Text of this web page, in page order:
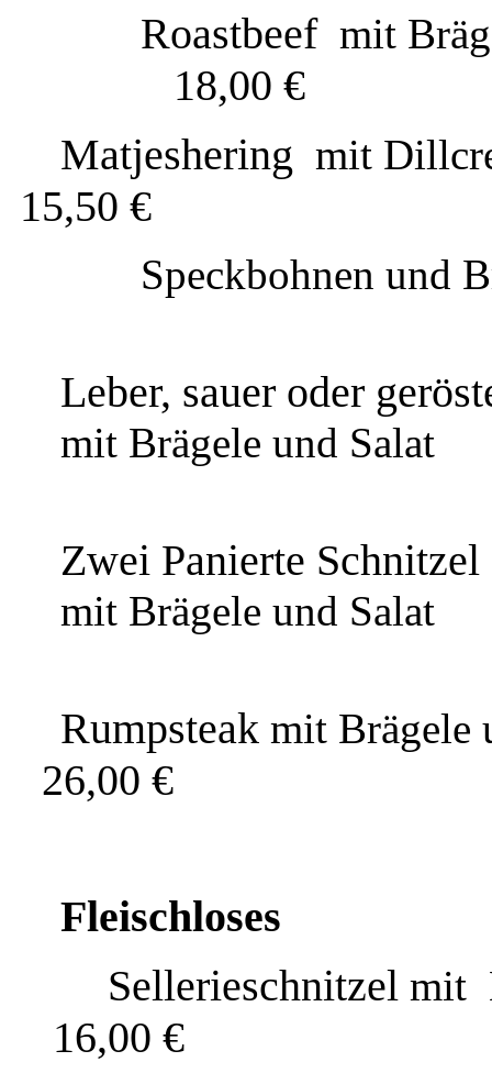
Roastbeef mit
18,00 €
Matjeshering mit
15,50 €
Speckbohnen und
Leber, sauer oder
mit Brägele und Salat
Zwei Panierte Schnitzel
mit Brägele und Salat
Rumpsteak mit Brägele
26,00 €
Fleischloses
Sellerieschnitzel mit
16,00 €